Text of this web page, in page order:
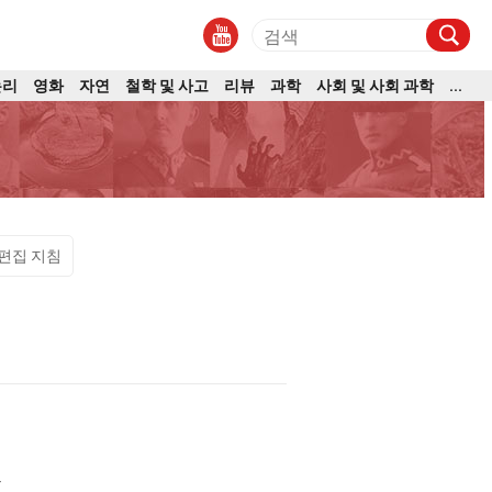
영화 자연 철학 및 사고 리뷰 과학 사회 및 사회 과학
...
집 지침